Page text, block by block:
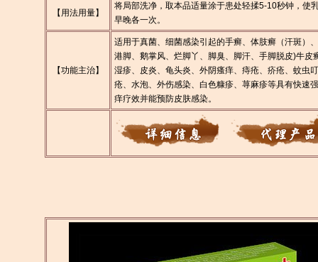
【用法用量】
将局部洗净，取本品适量涂于患处轻揉5-10秒钟，使
早晚各一次。
【功能主治】
适用于真菌、细菌感染引起的手癣、体肢癣（汗斑）
港脚、鹅掌风、烂脚丫、脚臭、脚汗、手脚脱皮)牛皮
湿疹、皮炎、龟头炎、外阴瘙痒、痔疮、疥疮、蚊虫
疮、水泡、外伤感染、白色糠疹、荨麻疹等具有快速
痒疗效并能预防皮肤感染。